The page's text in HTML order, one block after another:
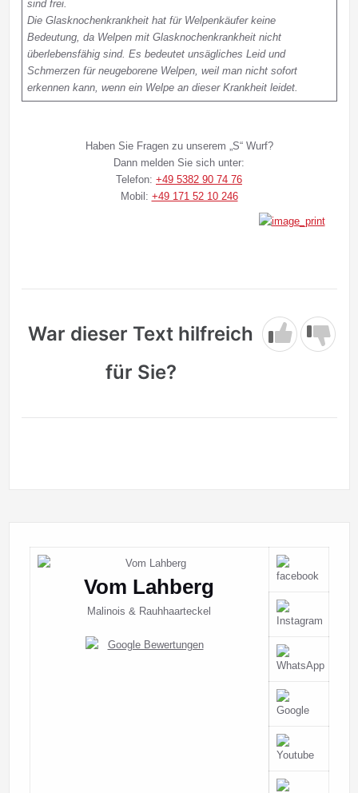
sind frei.
Die Glasknochenkrankheit hat für Welpenkäufer keine
Bedeutung, da Welpen mit Glasknochenkrankheit nicht
überlebensfähig sind. Es bedeutet unsägliches Leid und
Schmerzen für neugeborene Welpen, weil man nicht sofort
erkennen kann, wenn ein Welpe an dieser Krankheit leidet.
Haben Sie Fragen zu unserem „S“ Wurf?
Dann melden Sie sich unter:
Telefon: +49 5382 90 74 76
Mobil: +49 171 52 10 246
War dieser Text hilfreich
für Sie?
Vom Lahberg
Malinois & Rauhhaarteckel